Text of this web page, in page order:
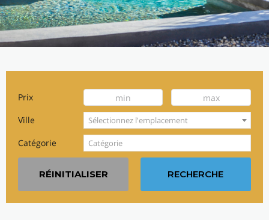
Prix
Ville
Sélectionnez l'emplacement
Catégorie